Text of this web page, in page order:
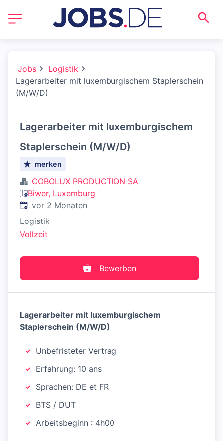
Jobs
Logistik
Lagerarbeiter mit luxemburgischem Staplerschein
(M/W/D)
Lagerarbeiter mit luxemburgischem
Staplerschein (M/W/D)
merken
COBOLUX PRODUCTION SA
Biwer, Luxemburg
Veröffentlicht:
vor 2 Monaten
Logistik
Vollzeit
Bewerben
Lagerarbeiter mit luxemburgischem
Staplerschein (M/W/D)
Unbefristeter Vertrag
Erfahrung: 10 ans
Sprachen: DE et FR
BTS / DUT
Arbeitsbeginn : 4h00